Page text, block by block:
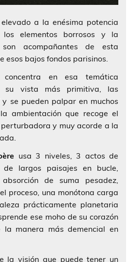
a la enésima potencia
los elementos borrosos y la
acompañantes de esta
esos bajos fondos parisinos.
en esa temática
su vista más primitiva, las
se pueden palpar en muchos
ambientación que recoge el
y muy acorde a la
usa 3 niveles, 3 actos de
largos paisajes en bucle,
de suma pesadez,
proceso, una monótona carga
prácticamente planetaria
ese moho de su corazón
manera más demencial en
la visión que puede tener un